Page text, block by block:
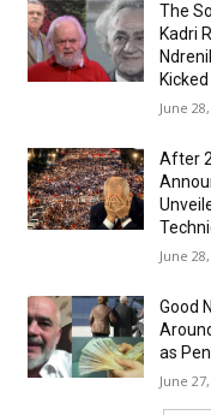
The
Kadri
June
After
June
Good
as
June